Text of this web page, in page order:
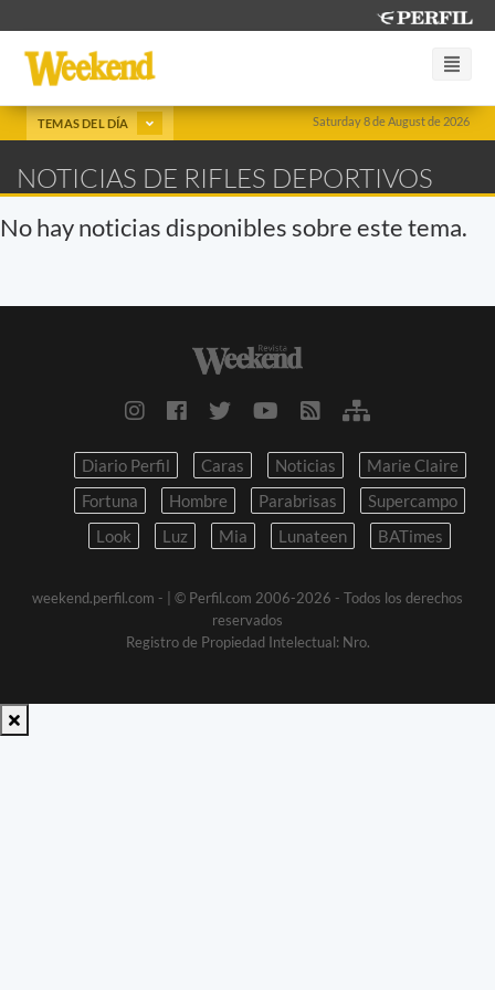
Saturday 8 de August de 2026
TEMAS DEL DÍA
NOTICIAS DE RIFLES DEPORTIVOS
No hay noticias disponibles sobre este tema.
Diario Perfil Caras Noticias
Marie Claire
Fortuna
Hombre Parabrisas
Supercampo
Look
Luz Mia Lunateen BATimes
weekend.perfil.com -
| © Perfil.com 2006-2026 - Todos los derechos
reservados
Registro de Propiedad Intelectual: Nro.